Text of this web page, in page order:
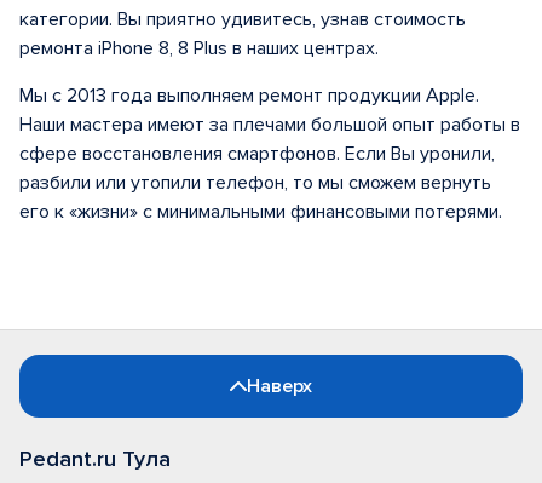
категории. Вы приятно удивитесь, узнав стоимость
ремонта iPhone 8, 8 Plus в наших центрах.
Мы с 2013 года выполняем ремонт продукции Apple.
Наши мастера имеют за плечами большой опыт работы в
сфере восстановления смартфонов. Если Вы уронили,
разбили или утопили телефон, то мы сможем вернуть
его к «жизни» с минимальными финансовыми потерями.
Наверх
Pedant.ru Тула